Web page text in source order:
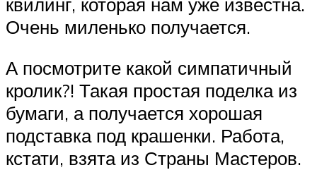
Очень миленько получается.
А посмотрите какой симпатичный
кролик?! Такая простая поделка из
бумаги, а получается хорошая
подставка под крашенки. Работа,
кстати, взята из Страны Мастеров.